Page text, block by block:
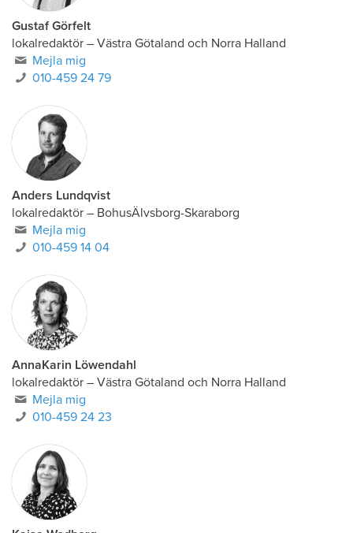
Gustaf Görfelt
lokalredaktör – Västra Götaland och Norra Halland
Mejla mig
010-459 24 79
Anders Lundqvist
lokalredaktör – BohusÄlvsborg-Skaraborg
Mejla mig
010-459 14 04
AnnaKarin Löwendahl
lokalredaktör – Västra Götaland och Norra Halland
Mejla mig
010-459 24 23